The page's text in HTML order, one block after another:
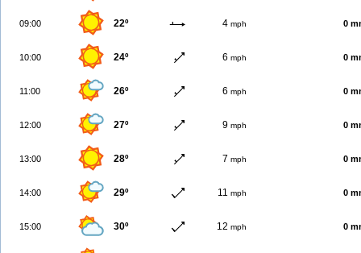
09:00 22º 4 mph 0
10:00 24º 6 mph 0
11:00 26º 6 mph 0
12:00 27º 9 mph 0
13:00 28º 7 mph 0
14:00 29º 11 mph 0
15:00 30º 12 mph 0